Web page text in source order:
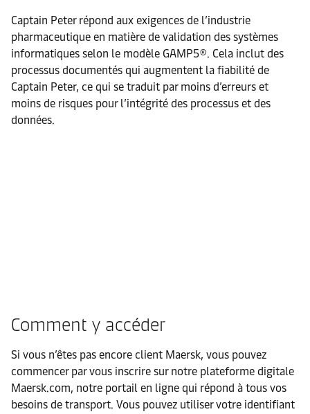
Captain Peter répond aux exigences de l’industrie
pharmaceutique en matière de validation des systèmes
informatiques selon le modèle GAMP5®. Cela inclut des
processus documentés qui augmentent la fiabilité de
Captain Peter, ce qui se traduit par moins d’erreurs et
moins de risques pour l’intégrité des processus et des
données.
Comment y accéder
Si vous n’êtes pas encore client Maersk, vous pouvez
commencer par vous inscrire sur notre plateforme digitale
Maersk.com, notre portail en ligne qui répond à tous vos
besoins de transport. Vous pouvez utiliser votre identifiant